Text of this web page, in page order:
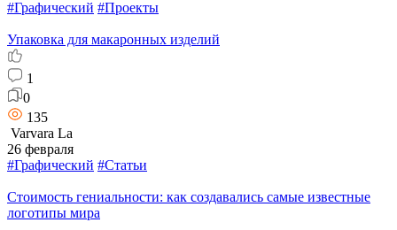
#Графический #Проекты
Упаковка для макаронных изделий
1
0
135
Varvara La
26 февраля
#Графический #Статьи
Стоимость гениальности: как создавались самые известные
логотипы мира